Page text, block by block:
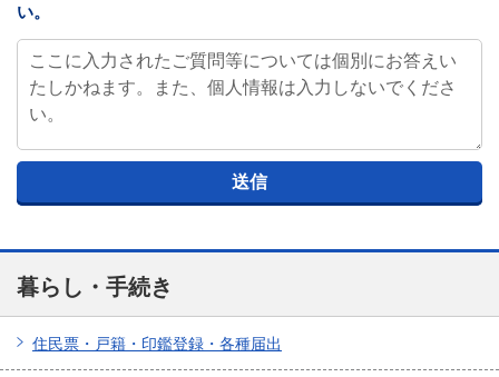
い。
暮らし・手続き
住民票・戸籍・印鑑登録・各種届出